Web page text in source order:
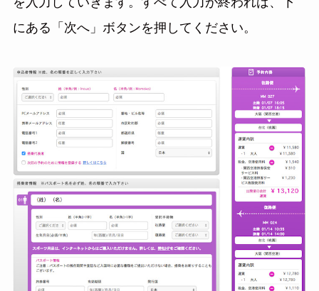
を入力していきます。すべて入力が終われば、下
にある「次へ」ボタンを押してください。